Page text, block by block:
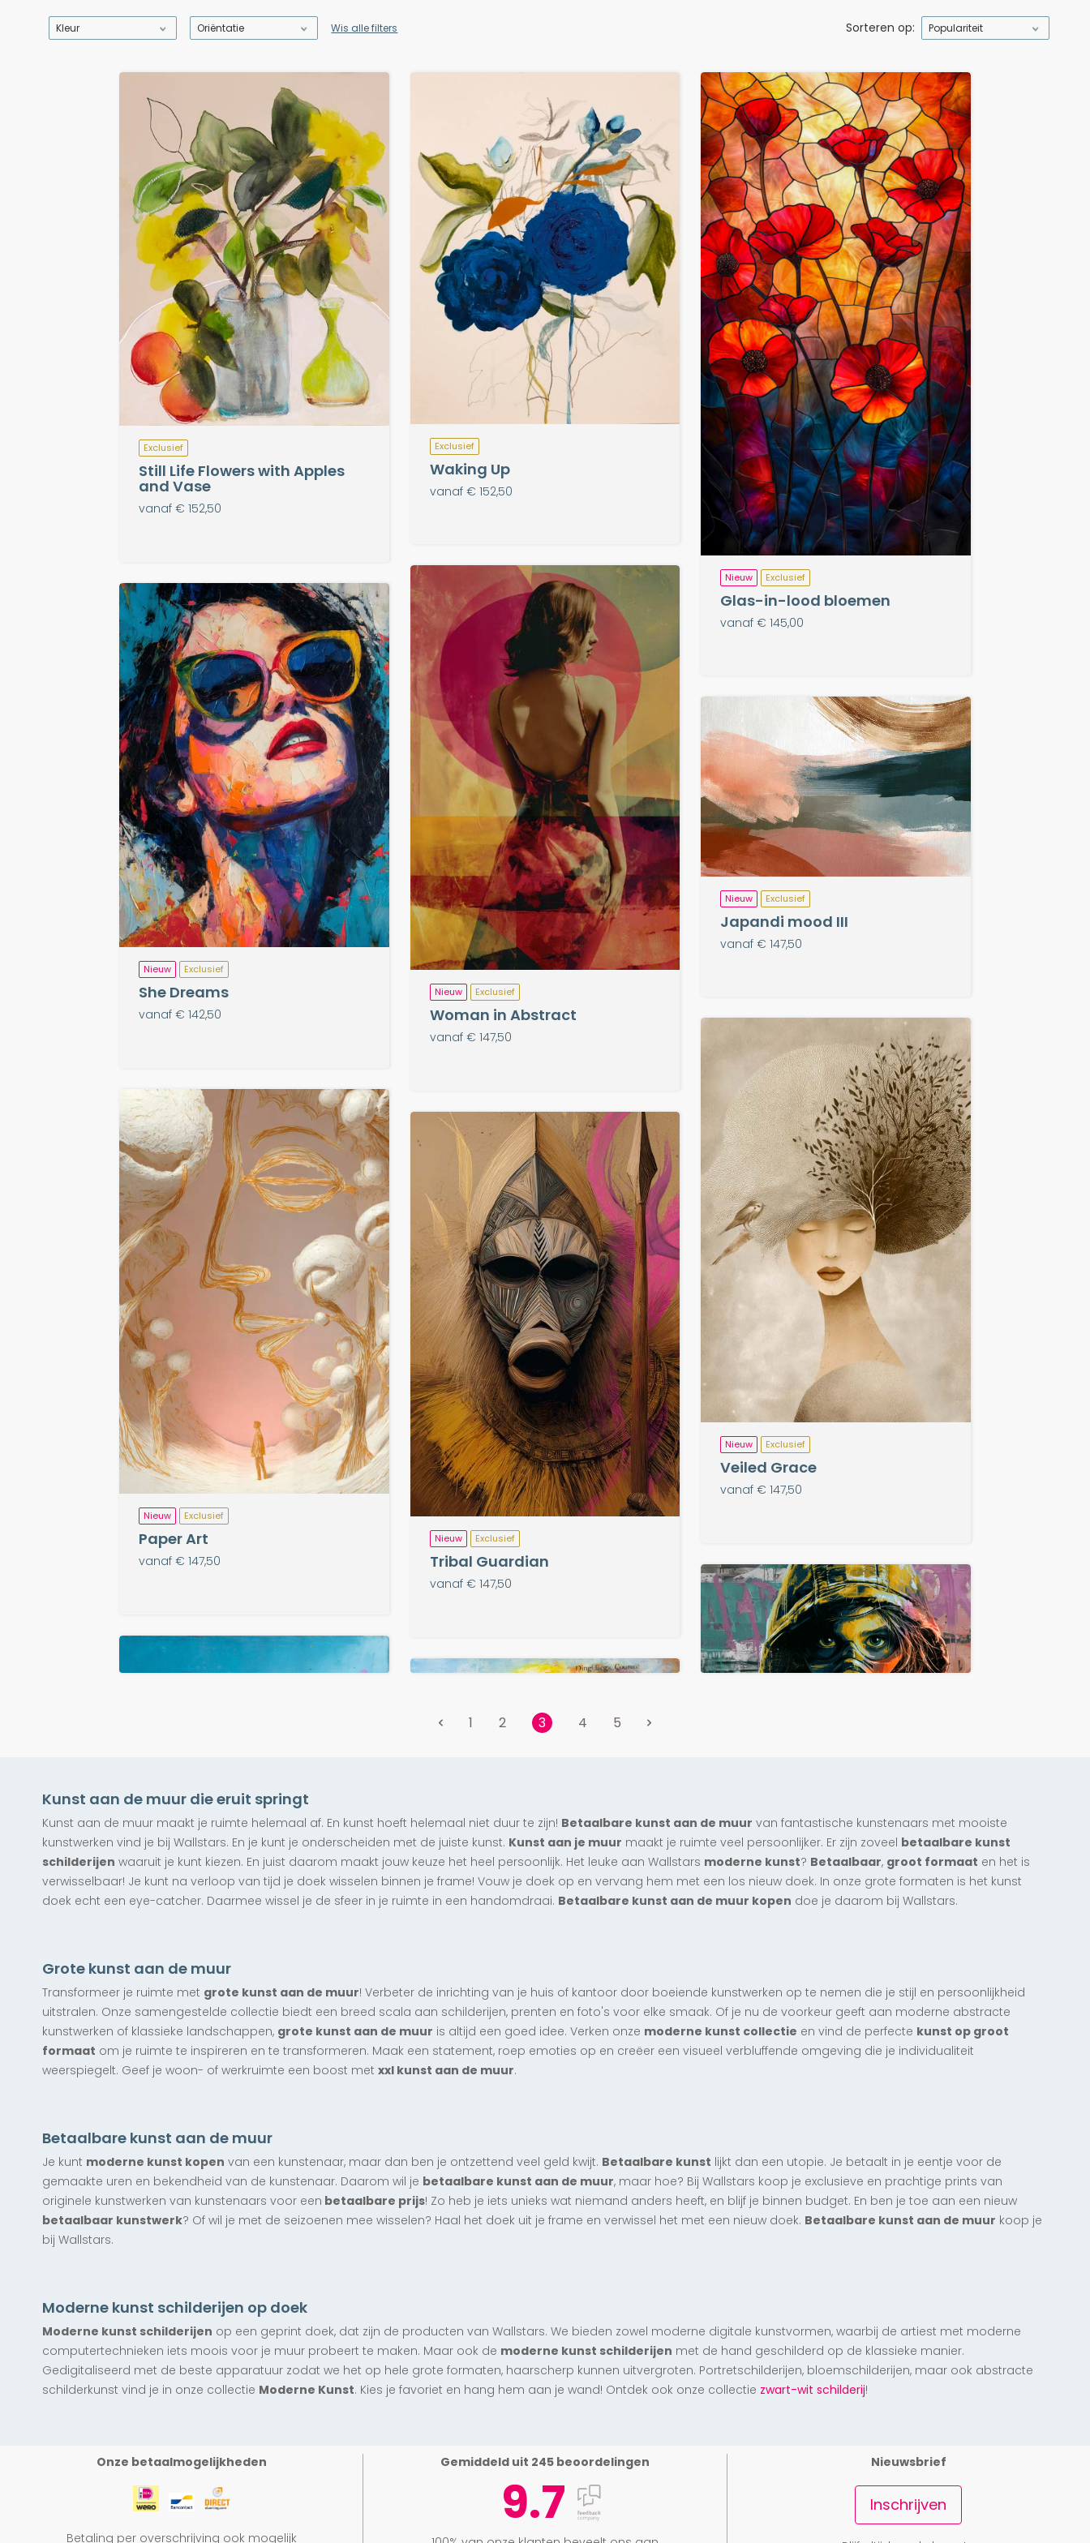
Kleur Oriëntatie Wis alle filters Sorteren op: Populariteit
Exclusief
Still Life Flowers with Apples
and Vase
vanaf € 152,50
Exclusief
Waking Up
vanaf € 152,50
Nieuw Exclusief
Glas-in-lood bloemen
vanaf € 145,00
Nieuw Exclusief
Woman in Abstract
vanaf € 147,50
Nieuw Exclusief
She Dreams
vanaf € 142,50
Nieuw Exclusief
Japandi mood III
vanaf € 147,50
Nieuw Exclusief
Veiled Grace
vanaf € 147,50
Nieuw Exclusief
Paper Art
vanaf € 147,50
Nieuw Exclusief
Tribal Guardian
vanaf € 147,50
Nieuw Exclusief
Urban Survivor
vanaf € 142,50
Limited Edition Exclusief
Exclusief
Meisje met de Parel I
vanaf € 167,50
Limited Edition
Limited Edition
vanaf € 155,00
Waterballet I
vanaf € 142,50
vanaf € 142,50
vanaf € 142,50
Limited Edition Exclusief
Hippie Flowers
vanaf € 177,50
Wilgenroosjes II
vanaf € 185,00
Back on Track
vanaf € 142,50
Jumping Jack Flashback
vanaf € 142,50
Limited Edition Exclusief
Dare Devil
Limited Edition Exclusief
vanaf € 142,50
Limited Edition Exclusief
Time Heals Everything
vanaf € 142,50
DREAMER
vanaf € 142,50
JOY
vanaf € 167,50
vanaf € 150,00
TWINS
vanaf € 142,50
Bestel gemakkelijk akoestische panelen
bij je bestelling.
Meer info
1 2 3 4 5
Kunst aan de muur die eruit springt
Kunst aan de muur maakt je ruimte helemaal af. En kunst hoeft helemaal niet duur te zijn! Betaalbare kunst aan de muur van fantastische kunstenaars met mooiste
kunstwerken vind je bij Wallstars. En je kunt je onderscheiden met de juiste kunst. Kunst aan je muur maakt je ruimte veel persoonlijker. Er zijn zoveel betaalbare kunst
schilderijen waaruit je kunt kiezen. En juist daarom maakt jouw keuze het heel persoonlijk. Het leuke aan Wallstars moderne kunst? Betaalbaar, groot formaat en het is
verwisselbaar! Je kunt na verloop van tijd je doek wisselen binnen je frame! Vouw je doek op en vervang hem met een los nieuw doek. In onze grote formaten is het kunst
doek echt een eye-catcher. Daarmee wissel je de sfeer in je ruimte in een handomdraai. Betaalbare kunst aan de muur kopen doe je daarom bij Wallstars.
Grote kunst aan de muur
Transformeer je ruimte met grote kunst aan de muur! Verbeter de inrichting van je huis of kantoor door boeiende kunstwerken op te nemen die je stijl en persoonlijkheid
uitstralen. Onze samengestelde collectie biedt een breed scala aan schilderijen, prenten en foto's voor elke smaak. Of je nu de voorkeur geeft aan moderne abstracte
kunstwerken of klassieke landschappen, grote kunst aan de muur is altijd een goed idee. Verken onze moderne kunst collectie en vind de perfecte kunst op groot
formaat om je ruimte te inspireren en te transformeren. Maak een statement, roep emoties op en creëer een visueel verbluffende omgeving die je individualiteit
weerspiegelt. Geef je woon- of werkruimte een boost met xxl kunst aan de muur.
Betaalbare kunst aan de muur
Je kunt moderne kunst kopen van een kunstenaar, maar dan ben je ontzettend veel geld kwijt. Betaalbare kunst lijkt dan een utopie. Je betaalt in je eentje voor de
gemaakte uren en bekendheid van de kunstenaar. Daarom wil je betaalbare kunst aan de muur, maar hoe? Bij Wallstars koop je exclusieve en prachtige prints van
originele kunstwerken van kunstenaars voor een betaalbare prijs! Zo heb je iets unieks wat niemand anders heeft, en blijf je binnen budget. En ben je toe aan een nieuw
betaalbaar kunstwerk? Of wil je met de seizoenen mee wisselen? Haal het doek uit je frame en verwissel het met een nieuw doek. Betaalbare kunst aan de muur koop je
bij Wallstars.
Moderne kunst schilderijen op doek
Moderne kunst schilderijen op een geprint doek, dat zijn de producten van Wallstars. We bieden zowel moderne digitale kunstvormen, waarbij de artiest met moderne
computertechnieken iets moois voor je muur probeert te maken. Maar ook de moderne kunst schilderijen met de hand geschilderd op de klassieke manier.
Gedigitaliseerd met de beste apparatuur zodat we het op hele grote formaten, haarscherp kunnen uitvergroten. Portretschilderijen, bloemschilderijen, maar ook abstracte
schilderkunst vind je in onze collectie Moderne Kunst. Kies je favoriet en hang hem aan je wand! Ontdek ook onze collectie zwart-wit schilderij!
Onze betaalmogelijkheden
Betaling per overschrijving ook mogelijk
Gemiddeld uit 245 beoordelingen
9.7
Nieuwsbrief
Inschrijven